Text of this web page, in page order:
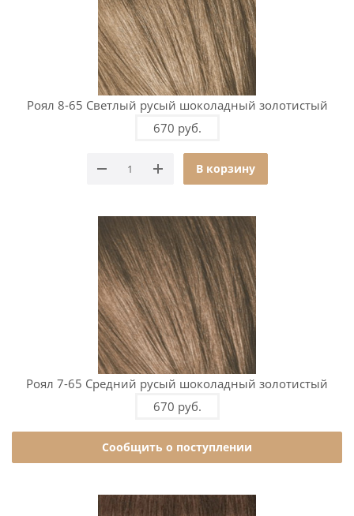
Роял 8-65 Светлый русый шоколадный золотистый
670 руб.
В корзину
Роял 7-65 Средний русый шоколадный золотистый
670 руб.
Сообщить о поступлении